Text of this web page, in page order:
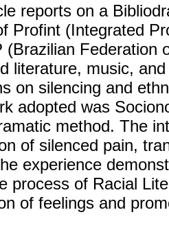
reports on a
Profint (Integrated
(Brazilian Federation
literature, music,
on silencing and
adopted was
method. The
of silenced pain,
experience
process of Racial
of feelings and